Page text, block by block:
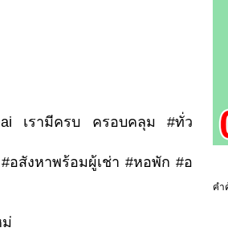
เรามีครบ ครอบคลุม #ทั่ว
อสังหาพร้อมผู้เช่า #หอพัก #อ
คำ